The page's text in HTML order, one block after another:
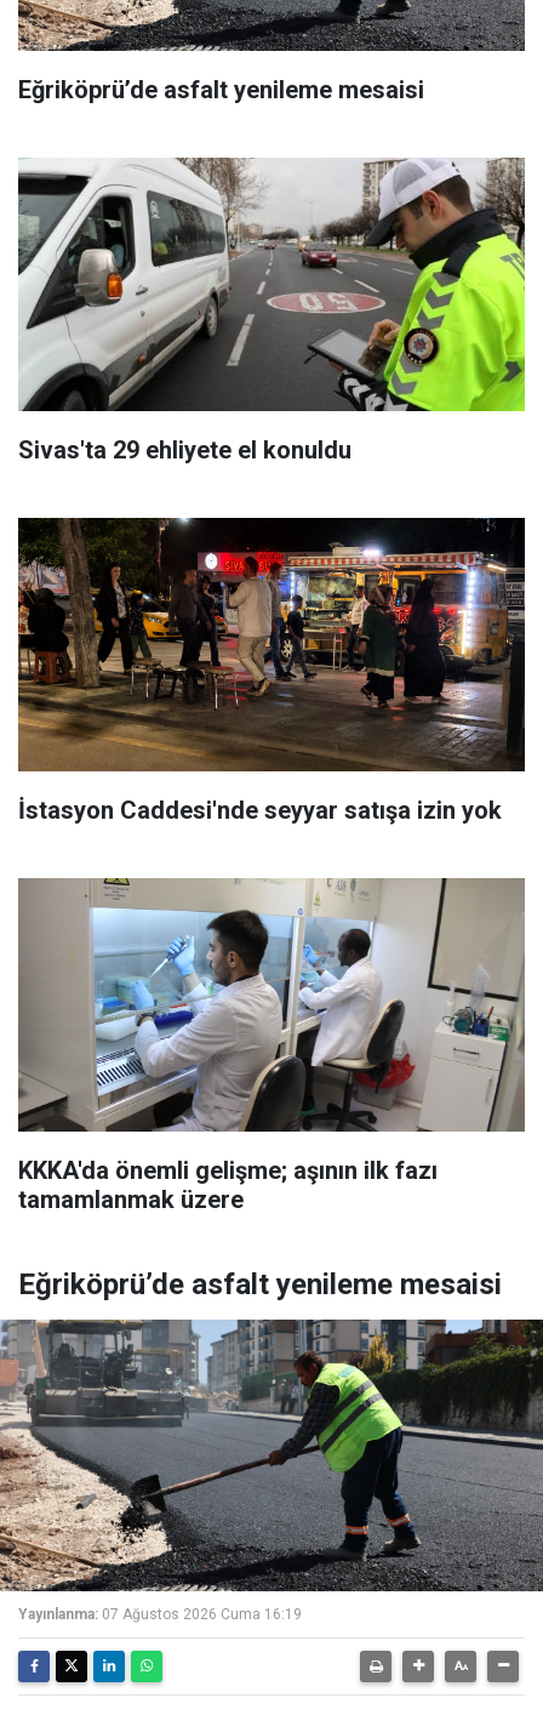
Eğriköprü’de asfalt yenileme mesaisi
Sivas'ta 29 ehliyete el konuldu
İstasyon Caddesi'nde seyyar satışa izin yok
KKKA'da önemli gelişme; aşının ilk fazı
tamamlanmak üzere
Eğriköprü’de asfalt yenileme mesaisi
Yayınlanma: 07 Ağustos 2026 Cuma 16:19